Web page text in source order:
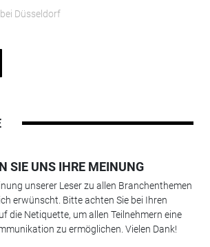
Düsseldorf
SIE UNS IHRE MEINUNG
unserer Leser zu allen Branchenthemen
erwünscht. Bitte achten Sie bei Ihren
die Netiquette, um allen Teilnehmern eine
zu ermöglichen. Vielen Dank!